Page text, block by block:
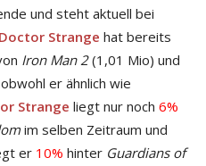
und steht aktuell bei
Doctor Strange hat bereits
Iron Man 2(1,01 Mio) und
er ähnlich wie
Strange liegt nur noch 6%
im selben Zeitraum und
er 10% hinter Guardians of